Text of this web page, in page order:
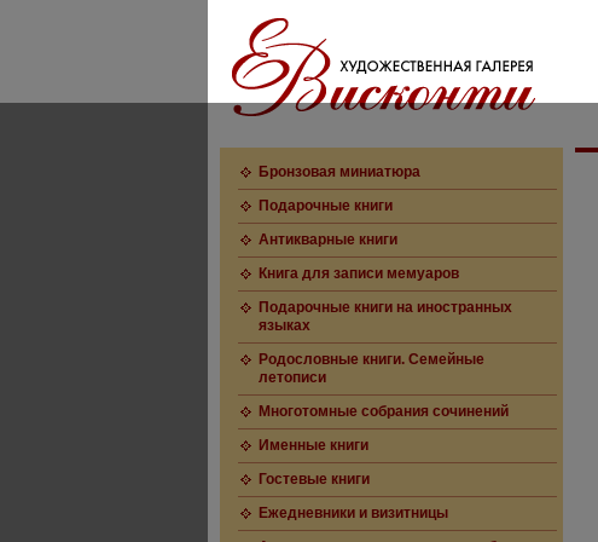
Бронзовая миниатюра
Подарочные книги
Антикварные книги
Книга для записи мемуаров
Подарочные книги на иностранных
языках
Родословные книги. Семейные
летописи
Многотомные собрания сочинений
Именные книги
Гостевые книги
Ежедневники и визитницы